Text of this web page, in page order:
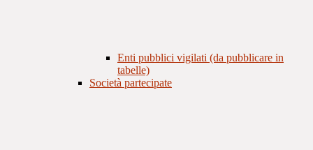
Enti pubblici vigilati (da pubblicare in
tabelle)
Società partecipate